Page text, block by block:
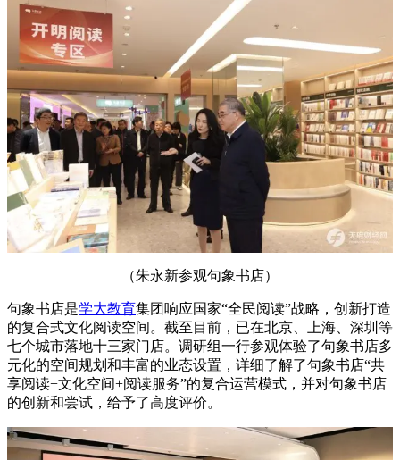
（朱永新参观句象书店）
句象书店是学大教育集团响应国家“全民阅读”战略，创新打造
的复合式文化阅读空间。截至目前，已在北京、上海、深圳等
七个城市落地十三家门店。调研组一行参观体验了句象书店多
元化的空间规划和丰富的业态设置，详细了解了句象书店“共
享阅读+文化空间+阅读服务”的复合运营模式，并对句象书店
的创新和尝试，给予了高度评价。